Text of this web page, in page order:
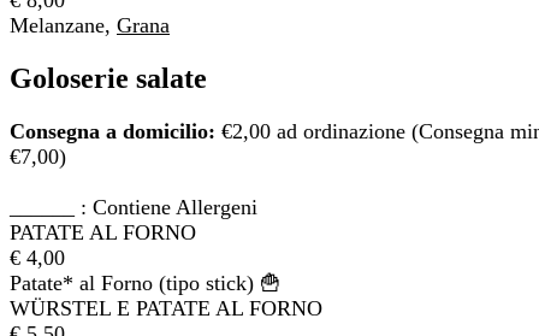
Melanzane, Grana
Goloserie salate
Consegna a domicilio: €2,00 ad ordinazione (Consegna
€7,00)
______ : Contiene Allergeni
PATATE AL FORNO
€ 4,00
Patate* al Forno (tipo stick) 🍟
WÜRSTEL E PATATE AL FORNO